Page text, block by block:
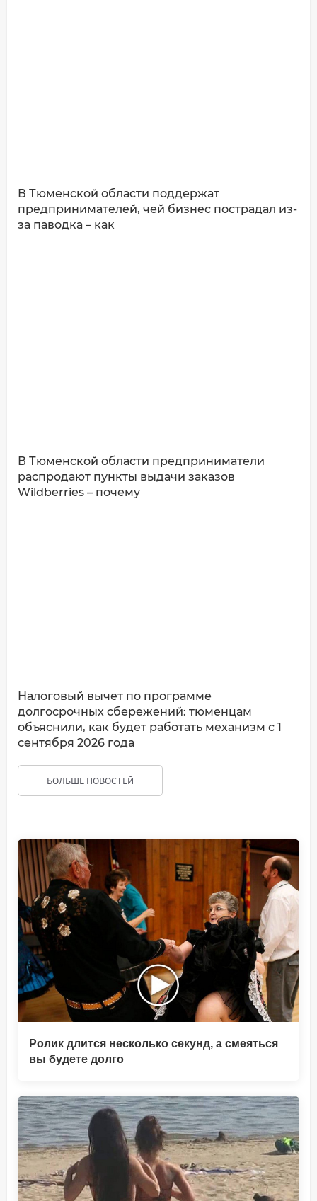
В Тюменской области поддержат
предпринимателей, чей бизнес пострадал из-
за паводка – как
В Тюменской области предприниматели
распродают пункты выдачи заказов
Wildberries – почему
Налоговый вычет по программе
долгосрочных сбережений: тюменцам
объяснили, как будет работать механизм с 1
сентября 2026 года
БОЛЬШЕ НОВОСТЕЙ
Ролик длится несколько секунд, а смеяться
вы будете долго